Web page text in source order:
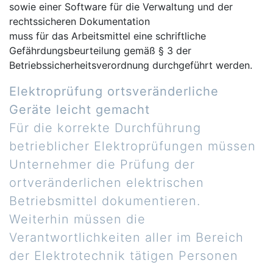
sowie einer Software für die Verwaltung und der
rechtssicheren Dokumentation
muss für das Arbeitsmittel eine schriftliche
Gefährdungsbeurteilung gemäß § 3 der
Betriebssicherheitsverordnung durchgeführt werden.
Elektroprüfung ortsveränderliche
Geräte leicht gemacht
Für die korrekte Durchführung
betrieblicher Elektroprüfungen müssen
Unternehmer die Prüfung der
ortveränderlichen elektrischen
Betriebsmittel dokumentieren.
Weiterhin müssen die
Verantwortlichkeiten aller im Bereich
der Elektrotechnik tätigen Personen